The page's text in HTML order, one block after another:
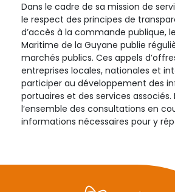
Dans le cadre de sa mission de
le respect des principes de
d’accès à la commande publique,
Maritime de la Guyane publie
marchés publics. Ces appels
entreprises locales, nationales et
participer au développement des
portuaires et des services associés.
l’ensemble des consultations en
informations nécessaires pour y